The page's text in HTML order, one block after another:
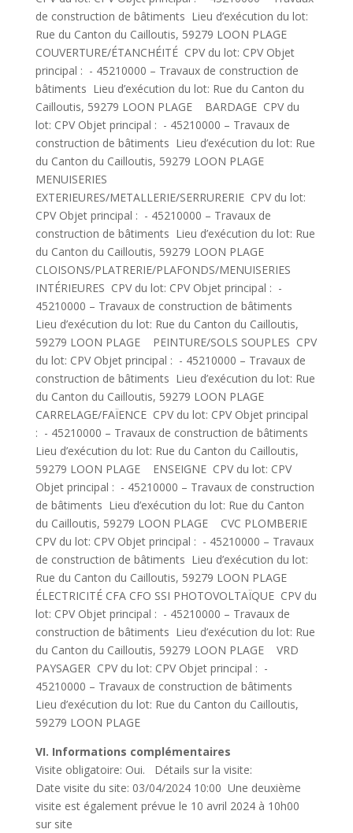
de construction de bâtiments Lieu d’exécution du lot:
Rue du Canton du Cailloutis, 59279 LOON PLAGE
COUVERTURE/ÉTANCHÉITÉ CPV du lot: CPV Objet
principal : - 45210000 – Travaux de construction de
bâtiments Lieu d’exécution du lot: Rue du Canton du
Cailloutis, 59279 LOON PLAGE BARDAGE CPV du
lot: CPV Objet principal : - 45210000 – Travaux de
construction de bâtiments Lieu d’exécution du lot: Rue
du Canton du Cailloutis, 59279 LOON PLAGE
MENUISERIES
EXTERIEURES/METALLERIE/SERRURERIE CPV du lot:
CPV Objet principal : - 45210000 – Travaux de
construction de bâtiments Lieu d’exécution du lot: Rue
du Canton du Cailloutis, 59279 LOON PLAGE
CLOISONS/PLATRERIE/PLAFONDS/MENUISERIES
INTÉRIEURES CPV du lot: CPV Objet principal : -
45210000 – Travaux de construction de bâtiments
Lieu d’exécution du lot: Rue du Canton du Cailloutis,
59279 LOON PLAGE PEINTURE/SOLS SOUPLES CPV
du lot: CPV Objet principal : - 45210000 – Travaux de
construction de bâtiments Lieu d’exécution du lot: Rue
du Canton du Cailloutis, 59279 LOON PLAGE
CARRELAGE/FAÏENCE CPV du lot: CPV Objet principal
: - 45210000 – Travaux de construction de bâtiments
Lieu d’exécution du lot: Rue du Canton du Cailloutis,
59279 LOON PLAGE ENSEIGNE CPV du lot: CPV
Objet principal : - 45210000 – Travaux de construction
de bâtiments Lieu d’exécution du lot: Rue du Canton
du Cailloutis, 59279 LOON PLAGE CVC PLOMBERIE
CPV du lot: CPV Objet principal : - 45210000 – Travaux
de construction de bâtiments Lieu d’exécution du lot:
Rue du Canton du Cailloutis, 59279 LOON PLAGE
ÉLECTRICITÉ CFA CFO SSI PHOTOVOLTAÏQUE CPV du
lot: CPV Objet principal : - 45210000 – Travaux de
construction de bâtiments Lieu d’exécution du lot: Rue
du Canton du Cailloutis, 59279 LOON PLAGE VRD
PAYSAGER CPV du lot: CPV Objet principal : -
45210000 – Travaux de construction de bâtiments
Lieu d’exécution du lot: Rue du Canton du Cailloutis,
59279 LOON PLAGE
VI. Informations complémentaires
Visite obligatoire: Oui. Détails sur la visite:
Date visite du site: 03/04/2024 10:00 Une deuxième
visite est également prévue le 10 avril 2024 à 10h00
sur site